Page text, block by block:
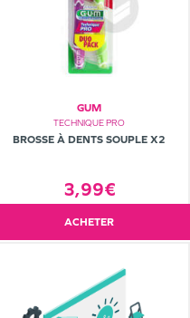
GUM
TECHNIQUE PRO
BROSSE À DENTS SOUPLE X2
3,99€
ACHETER